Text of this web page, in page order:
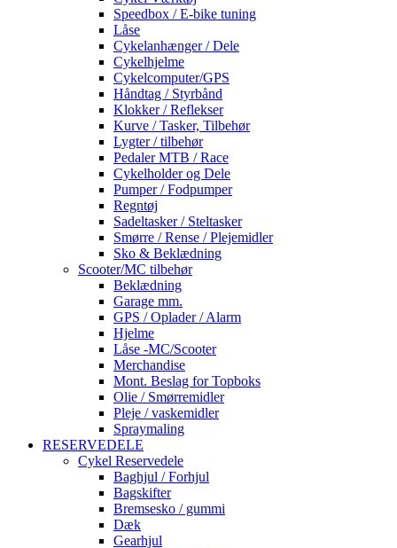
Speedbox / E-bike tuning
Låse
Cykelanhænger / Dele
Cykelhjelme
Cykelcomputer/GPS
Håndtag / Styrbånd
Klokker / Reflekser
Kurve / Tasker, Tilbehør
Lygter / tilbehør
Pedaler MTB / Race
Cykelholder og Dele
Pumper / Fodpumper
Regntøj
Sadeltasker / Steltasker
Smørre / Rense / Plejemidler
Sko & Beklædning
Scooter/MC tilbehør
Beklædning
Garage mm.
GPS / Oplader / Alarm
Hjelme
Låse -MC/Scooter
Merchandise
Mont. Beslag for Topboks
Olie / Smørremidler
Pleje / vaskemidler
Spraymaling
RESERVEDELE
Cykel Reservedele
Baghjul / Forhjul
Bagskifter
Bremsesko / gummi
Dæk
Gearhjul